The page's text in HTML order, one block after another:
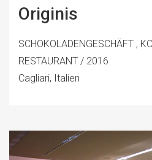
Originis
SCHOKOLADENGESCHÄFT ,
RESTAURANT / 2016
Cagliari, Italien